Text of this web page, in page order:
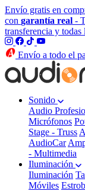
Envío gratis en
con garantía real -
transferencia y todas
Envío a todo el
Sonido
Audio
Micrófonos
Stage - Truss
AudioCar
- Multimedia
Iluminación
Iluminación
Móviles